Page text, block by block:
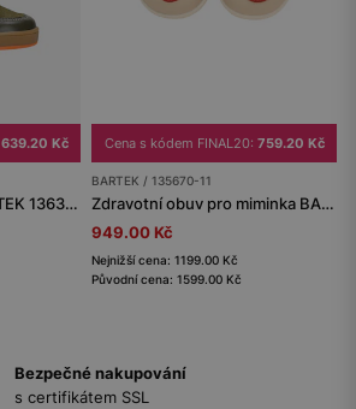
639.20 Kč
Mini první krůčky BARTEK 136330-03, zeleno-hnědé
Cena s kódem FINAL20: 759.20 Kč
BARTEK / 135670-11
Zdravotní obuv pro miminka BARTEK 135670-11, béžová
949.00 Kč
Nejnižší cena: 1199.00 Kč
Původní cena: 1599.00 Kč
Bezpečné nakupování
s certifikátem SSL